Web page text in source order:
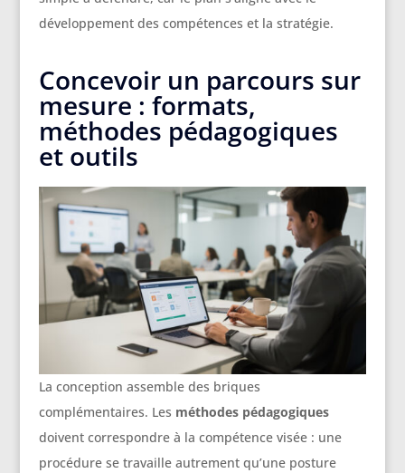
développement des compétences et la stratégie.
Concevoir un parcours sur
mesure : formats,
méthodes pédagogiques
et outils
La conception assemble des briques
complémentaires. Les méthodes pédagogiques
doivent correspondre à la compétence visée : une
procédure se travaille autrement qu’une posture